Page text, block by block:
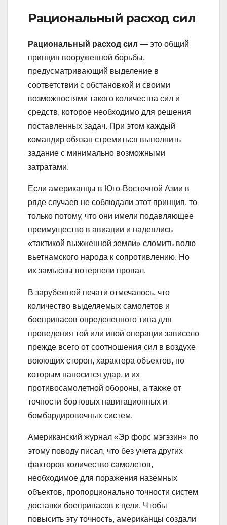
Рациональный расход сил
Рациональный расход сил — это общий
принцип вооруженной борьбы,
предусматривающий выделение в
соответствии с обстановкой и своими
возможностями такого количества сил и
средств, которое необходимо для решения
поставленных задач. При этом каждый
командир обязан стремиться выполнить
задание с минимально возможными
затратами.
Если американцы в Юго-Восточной Азии в
ряде случаев не соблюдали этот принцип, то
только потому, что они имели подавляющее
преимущество в авиации и надеялись
«тактикой выжженной земли» сломить волю
вьетнамского народа к сопротивлению. Но
их замыслы потерпели провал.
В зарубежной печати отмечалось, что
количество выделяемых самолетов и
боеприпасов определенного типа для
проведения той или иной операции зависело
прежде всего от соотношения сил в воздухе
воюющих сторон, характера объектов, по
которым наносится удар, и их
противосамолетной обороны, а также от
точности бортовых навигационных и
бомбардировочных систем.
Американский журнал «Эр форс мэгэзин» по
этому поводу писал, что без учета других
факторов количество самолетов,
необходимое для поражения наземных
объектов, пропорционально точности систем
доставки боеприпасов к цели. Чтобы
повысить эту точность, американцы создали